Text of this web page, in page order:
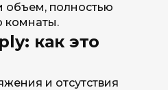
объем, полностью
комнаты.
как это
и отсутствия